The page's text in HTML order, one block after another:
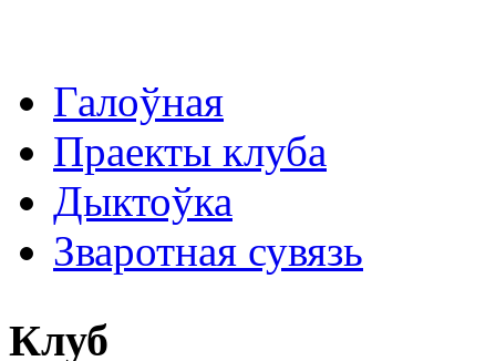
Галоўная
Праекты клуба
Дыктоўка
Зваротная сувязь
Клуб